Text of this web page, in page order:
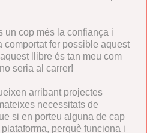
un cop més la confiança i
comportat fer possible aquest
llibre és tan meu com
seria al carrer!
arribant projectes
necessitats de
si en porteu alguna de cap
perquè funciona i